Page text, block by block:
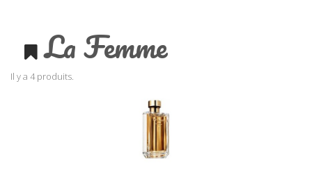
La Femme
Il y a 4 produits.